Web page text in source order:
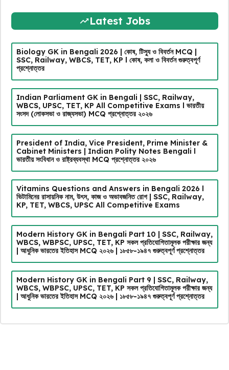
Latest Jobs
Biology GK in Bengali 2026 | কোষ, টিস্যু ও বিবর্তন MCQ |
SSC, Railway, WBCS, TET, KP l কোষ, কলা ও বিবর্তন গুরুত্বপূর্ণ
প্রশ্নোত্তর
Indian Parliament GK in Bengali | SSC, Railway,
WBCS, UPSC, TET, KP All Competitive Exams l ভারতীয়
সংসদ (লোকসভা ও রাজ্যসভা) MCQ প্রশ্নোত্তর ২০২৬
President of India, Vice President, Prime Minister &
Cabinet Ministers | Indian Polity Notes Bengali l
ভারতীয় সংবিধান ও রাষ্ট্রব্যবস্থা MCQ প্রশ্নোত্তর ২০২৬
Vitamins Questions and Answers in Bengali 2026 l
ভিটামিনের রাসায়নিক নাম, উৎস, কাজ ও অভাবজনিত রোগ | SSC, Railway,
KP, TET, WBCS, UPSC All Competitive Exams
Modern History GK in Bengali Part 10 | SSC, Railway,
WBCS, WBPSC, UPSC, TET, KP সকল প্রতিযোগিতামূলক পরীক্ষার জন্য
| আধুনিক ভারতের ইতিহাস MCQ ২০২৬ | ১৮৫৮-১৯৪৭ গুরুত্বপূর্ণ প্রশ্নোত্তর
Modern History GK in Bengali Part 9 | SSC, Railway,
WBCS, WBPSC, UPSC, TET, KP সকল প্রতিযোগিতামূলক পরীক্ষার জন্য
| আধুনিক ভারতের ইতিহাস MCQ ২০২৬ | ১৮৫৮-১৯৪৭ গুরুত্বপূর্ণ প্রশ্নোত্তর